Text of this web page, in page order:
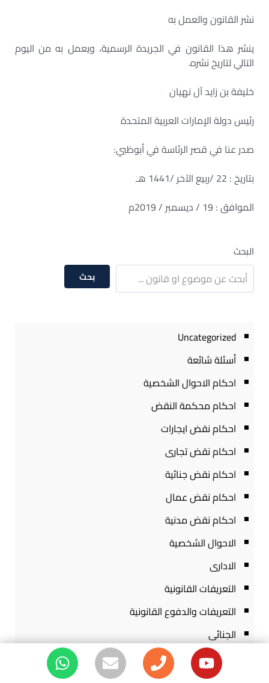
نشر القانون والعمل به
ينشر هذا القانون في الجريدة الرسمية، ويعمل به من اليوم
التالي لتاريخ نشره.
خليفة بن زايد آل نهيان
رئيس دولة الإمارات العربية المتحدة
صدر عنا في قصر الرئاسة في أبوظبي:
بتاريخ : 22 /ربيع الآخر /1441 هـ
الموافق : 19 / ديسمبر / 2019م
البحث
بحث
Uncategorized
أسئلة شائعة
احكام الاحوال الشخصية
احكام محكمة النقض
احكام نقض ايجارات
احكام نقض تجارى
احكام نقض جنائية
احكام نقض عمال
احكام نقض مدنية
الاحوال الشخصية
الادارى
التعريفات القانونية
التعريفات والدفوع القانونية
الجنائى
الدعاوى الادارية